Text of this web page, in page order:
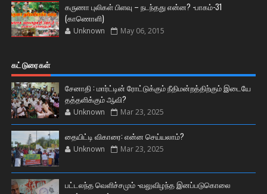
கருணா புலிகள் பிளவு – நடந்தது என்ன? -பாகம்-31
(காணொளி)
Unknown May 06, 2015
கட்டுரைகள்
சேனாதி : மார்ட்டின் ரோட்டுக்கும் நீதிமன்றத்திற்கும் இடையே
தத்தளிக்கும் ஆவி?
Unknown Mar 23, 2025
தையிட்டி விகாரை: என்ன செய்யலாம்?
Unknown Mar 23, 2025
பட்டலந்த வெளிச்சமும் -வலுவிழந்த இனப்படுகொலை